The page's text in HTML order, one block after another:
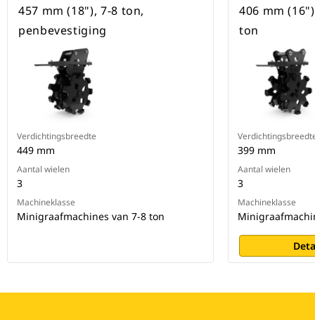
457 mm (18"), 7-8 ton,
penbevestiging
Verdichtingsbreedte
449 mm
Aantal wielen
3
Machineklasse
Minigraafmachines van 7-8 ton
406 mm
ton
399 mm
Aantal wielen
3
Machineklasse